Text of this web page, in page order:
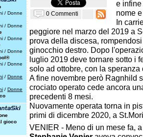
/ Donne
/ Donne
/ Donne
/ Donne
/ Donne
/ Donne
/ Donne
gioco
0 Commenti
e
nome
In
peggiore nel marzo del 2019 a
prova della discesa,
ginocchio destro. Dopo
luglio 2019 deve tornare sotto i
solo ad ottobre, con la
A fine novembre però Ragnhild
crociato operato cede ancora
precedenti 8 mesi.
Nuovamente operata torna in
primi di dicembre 2020, a
VENIER - Meno di un mese fa,